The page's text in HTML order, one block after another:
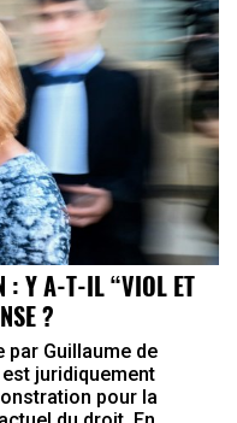
: Y A-T-IL “VIOL ET
?
par Guillaume de
juridiquement
pour la